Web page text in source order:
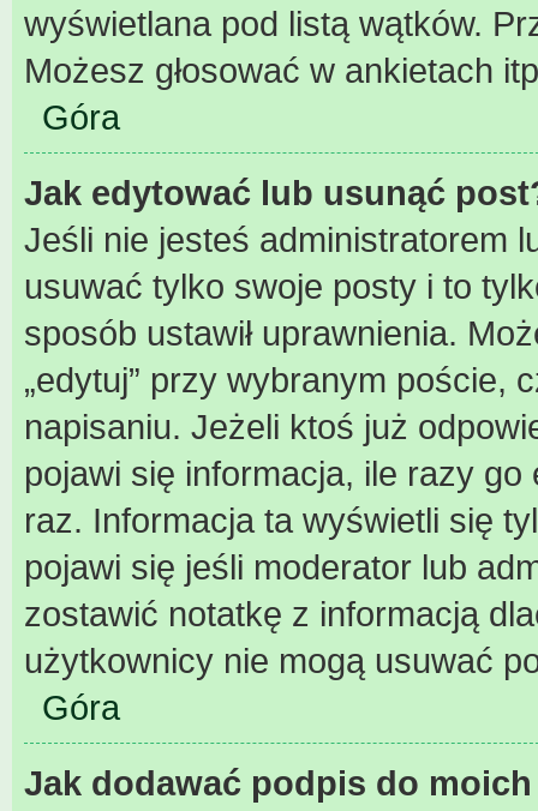
wyświetlana pod listą wątków.
Możesz głosować w ankietach
Góra
Jak edytować lub usunąć
Jeśli nie jesteś administratorem
usuwać tylko swoje posty i to
sposób ustawił uprawnienia.
„edytuj” przy wybranym poście,
napisaniu. Jeżeli ktoś już
pojawi się informacja, ile razy go
raz. Informacja ta wyświetli się
pojawi się jeśli moderator lub
zostawić notatkę z informacją
użytkownicy nie mogą usuwać
Góra
Jak dodawać podpis do